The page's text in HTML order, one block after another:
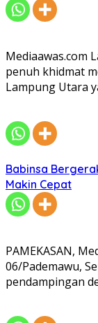
Mediaawas.com
penuh khidmat
Lampung Utara
Babinsa
Makin Cepat
PAMEKASAN,
06/Pademawu,
pendampingan